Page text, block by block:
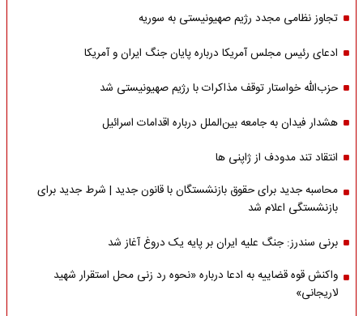
تجاوز نظامی مجدد رژیم صهیونیستی به سوریه
ادعای رئیس مجلس آمریکا درباره پایان جنگ ایران و آمریکا
حزب‌الله خواستار توقف مذاکرات با رژیم صهیونیستی شد
هشدار فیدان به جامعه بین‌الملل درباره اقدامات اسرائیل
انتقاد تند مدودف از ژاپنی ها
محاسبه جدید برای حقوق بازنشستگان با قانون جدید | شرط جدید برای
بازنشستگی اعلام شد
برنی سندرز: جنگ علیه ایران بر پایه یک دروغ آغاز شد
واکنش قوه قضاییه به ادعا درباره «نحوه رد زنی محل استقرار شهید
لاریجانی»